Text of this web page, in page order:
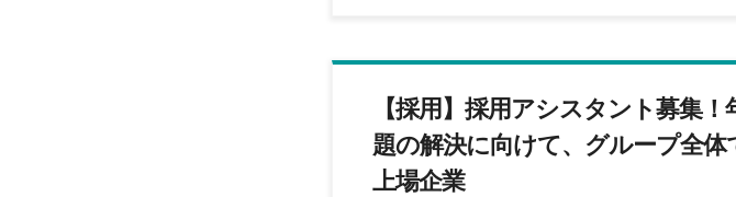
【採用】採用アシスタント募集
題の解決に向けて、グループ全
上場企業